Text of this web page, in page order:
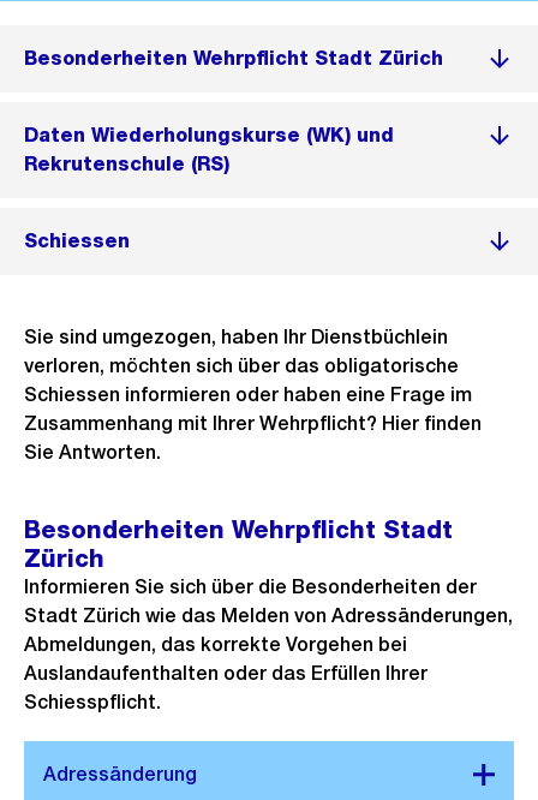
Besonderheiten Wehrpflicht Stadt Zürich
Daten Wiederholungskurse (WK) und
Rekrutenschule (RS)
Schiessen
Sie sind umgezogen, haben Ihr Dienstbüchlein
verloren, möchten sich über das obligatorische
Schiessen informieren oder haben eine Frage im
Zusammenhang mit Ihrer Wehrpflicht? Hier finden
Sie Antworten.
Besonderheiten Wehrpflicht Stadt
Zürich
Informieren Sie sich über die Besonderheiten der
Stadt Zürich wie das Melden von Adressänderungen,
Abmeldungen, das korrekte Vorgehen bei
Auslandaufenthalten oder das Erfüllen Ihrer
Schiesspflicht.